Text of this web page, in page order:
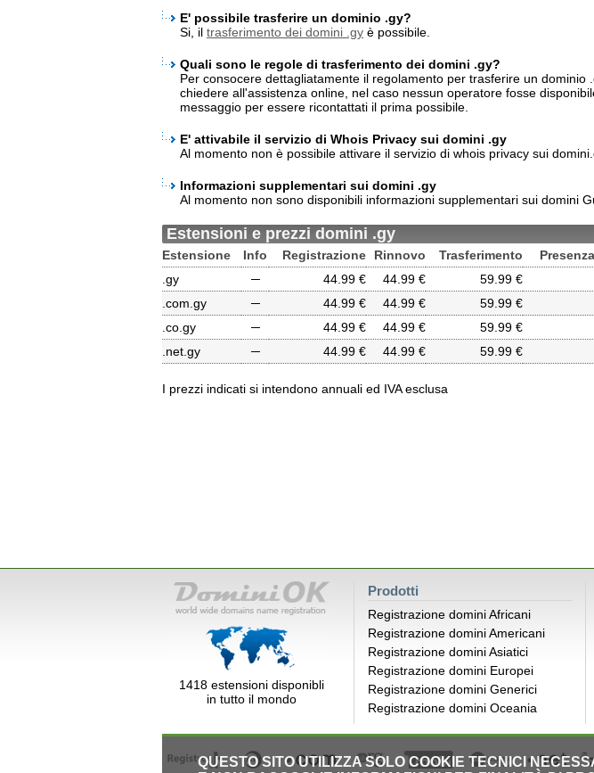
E' possibile trasferire un dominio .gy?
Si, il trasferimento dei domini .gy è possibile.
Quali sono le regole di trasferimento dei domini .gy?
Per consocere dettagliatamente il regolamento per trasferire un dominio
chiedere all'assistenza online, nel caso nessun operatore fosse
messaggio per essere ricontattati il prima possibile.
E' attivabile il servizio di Whois Privacy sui domini .gy
Al momento non è possibile attivare il servizio di whois privacy sui
Informazioni supplementari sui domini .gy
Al momento non sono disponibili informazioni supplementari sui domini
Estensioni e prezzi domini .gy
Estensione Info Registrazione Rinnovo Trasferimento
.gy
─ 44.99 € 44.99 € 59.99 €
.com.gy
─ 44.99 € 44.99 € 59.99 €
.co.gy
─ 44.99 € 44.99 € 59.99 €
.net.gy
─ 44.99 € 44.99 € 59.99 €
I prezzi indicati si intendono annuali ed IVA esclusa
1418 estensioni disponibli
in tutto il mondo
Prodotti
Registrazione domini Africani
Registrazione domini Americani
Registrazione domini Asiatici
Registrazione domini Europei
Registrazione domini Generici
Registrazione domini Oceania
QUESTO SITO UTILIZZA SOLO COOKIE TECNICI